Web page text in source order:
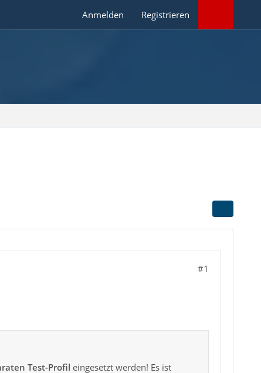
Anmelden Registrieren
#1
Test-Profil eingesetzt werden! Es ist